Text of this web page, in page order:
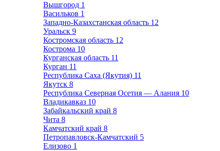
Вышгород 1
Васильков 1
Западно-Казахстанская область 12
Уральск 9
Костромская область 12
Кострома 10
Курганская область 11
Курган 11
Республика Саха (Якутия) 11
Якутск 8
Республика Северная Осетия — Алания 10
Владикавказ 10
Забайкальский край 8
Чита 8
Камчатский край 8
Петропавловск-Камчатский 5
Елизово 1